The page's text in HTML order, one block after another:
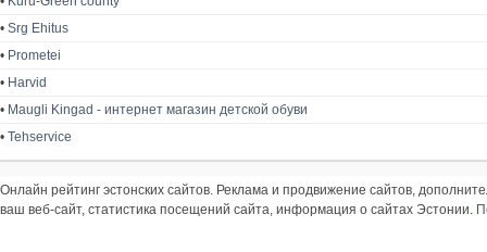
• Srg Ehitus
• Prometei
• Harvid
• Maugli Kingad - интернет магазин детской обуви
• Tehservice
Онлайн рейтинг эстонских сайтов. Реклама и продвижение сайтов,
ваш веб-сайт, статистика посещений сайта, информация о сайтах Эстонии.